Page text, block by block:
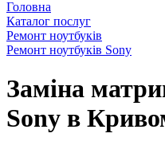
Головна
Каталог послуг
Ремонт ноутбуків
Ремонт ноутбуків Sony
Заміна
Sony в